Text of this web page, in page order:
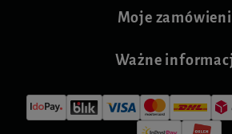
Moje
Ważne